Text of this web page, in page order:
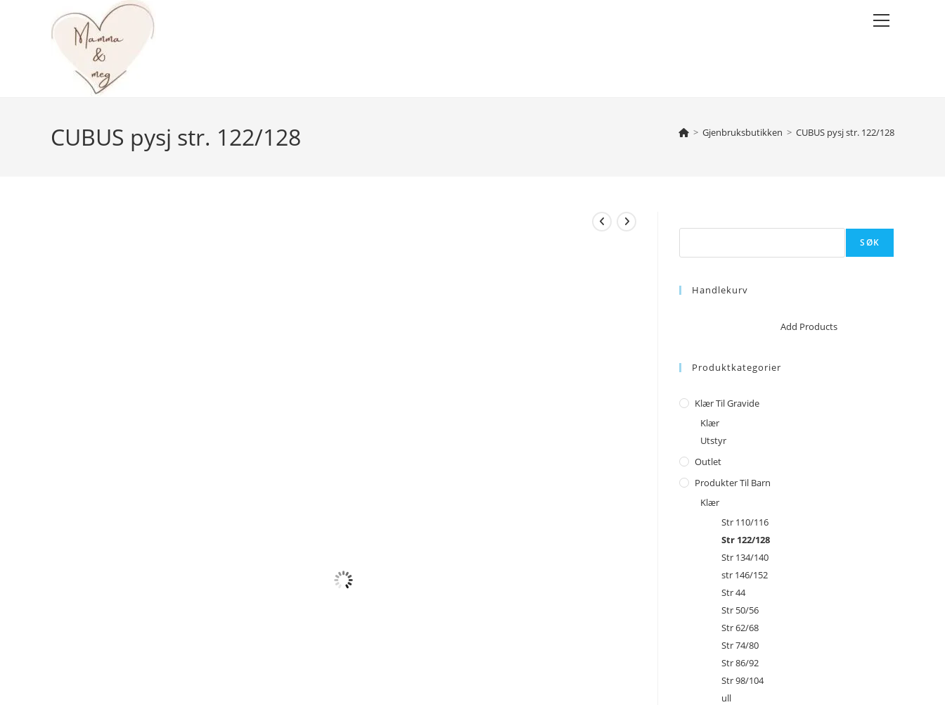
Main
CUBUS pysj str. 122/128 > Gjenbruksbutikken > CUBUS pysj str. 122/128
SØK
Handlekurv
Add Products
Produktkategorier
Klær Til Gravide
Klær
Utstyr
Outlet
Produkter Til Barn
Klær
Str 110/116
Str 122/128
Str 134/140
str 146/152
Str 44
Str 50/56
Str 62/68
Str 74/80
Str 86/92
Str 98/104
ull